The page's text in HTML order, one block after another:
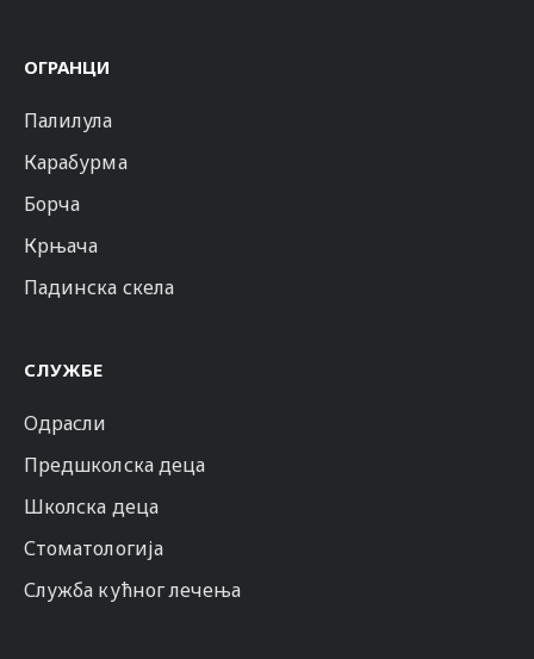
ОГРАНЦИ
Палилула
Карабурма
Борча
Крњача
Падинска скела
СЛУЖБЕ
Одрасли
Предшколска деца
Школска деца
Стоматологија
Служба кућног лечења